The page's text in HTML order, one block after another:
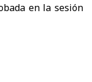
en la sesión